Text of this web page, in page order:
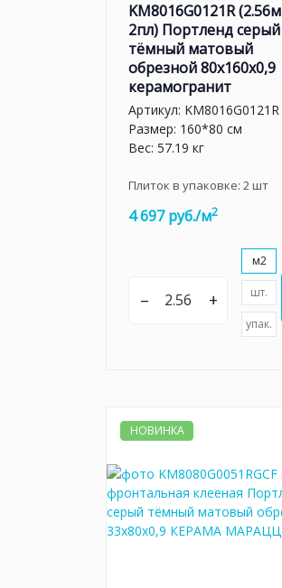
KM8016G0121R (2.56м
2пл) Портленд серый
тёмный матовый
обрезной 80x160x0,9
керамогранит
Артикул: KM8016G0121R
Размер: 160*80 см
Вес: 57.19 кг
Плиток в упаковке: 2 шт
4 697 руб./м2
– +
м2
шт.
упак.
НОВИНКА